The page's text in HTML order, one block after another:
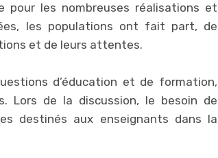
les nombreuses réalisations et
les populations ont fait part, de
et de leurs attentes.
d’éducation et de formation,
Lors de la discussion, le besoin de
destinés aux enseignants dans la